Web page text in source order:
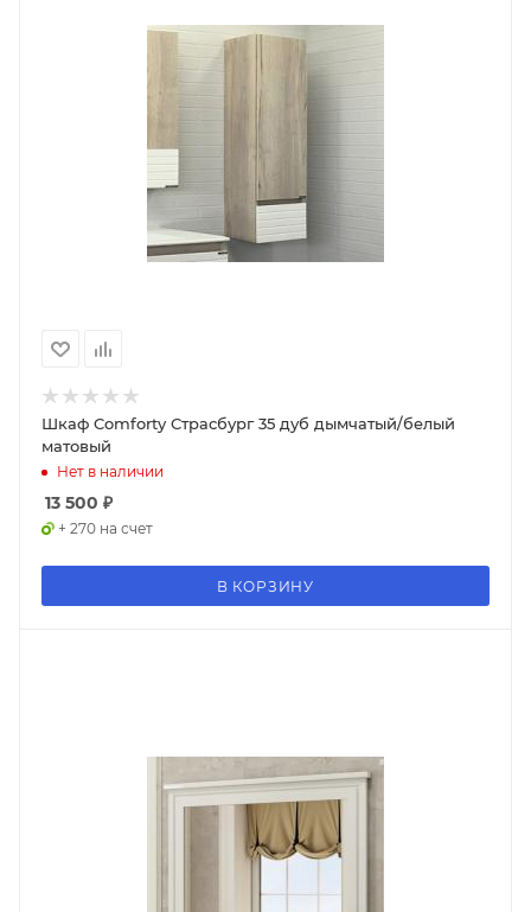
Шкаф Comforty Страсбург 35 дуб дымчатый/белый
матовый
Нет в наличии
13 500 ₽
+ 270 на счет
В КОРЗИНУ